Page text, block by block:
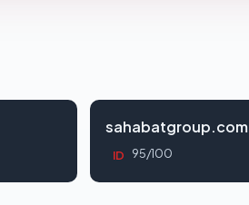
sahabatgroup.com
ID 95/100